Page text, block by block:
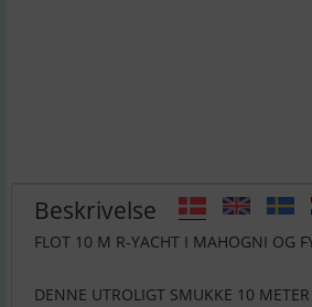
Beskrivelse
FLOT 10 M R-YACHT I MAHOGNI OG
DENNE UTROLIGT SMUKKE 10